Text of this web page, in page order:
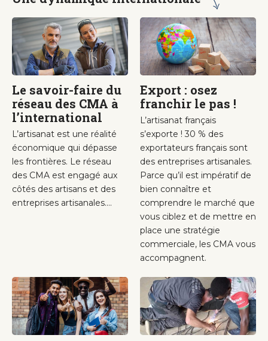
Le savoir-faire du
réseau des CMA à
l’international
L’artisanat est une réalité
économique qui dépasse
les frontières. Le réseau
des CMA est engagé aux
côtés des artisans et des
entreprises artisanales....
Export : osez
franchir le pas !
L’artisanat français
s’exporte ! 30 % des
exportateurs français sont
des entreprises artisanales.
Parce qu’il est impératif de
bien connaître et
comprendre le marché que
vous ciblez et de mettre en
place une stratégie
commerciale, les CMA vous
accompagnent.